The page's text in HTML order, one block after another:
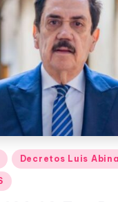
Decretos Luis